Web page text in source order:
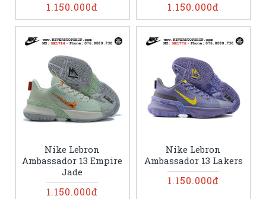
1.150.000đ 1.150.000đ
Nike Lebron
Ambassador 13 Empire
Jade
1.150.000đ
Nike Lebron
Ambassador 13 Lakers
1.150.000đ